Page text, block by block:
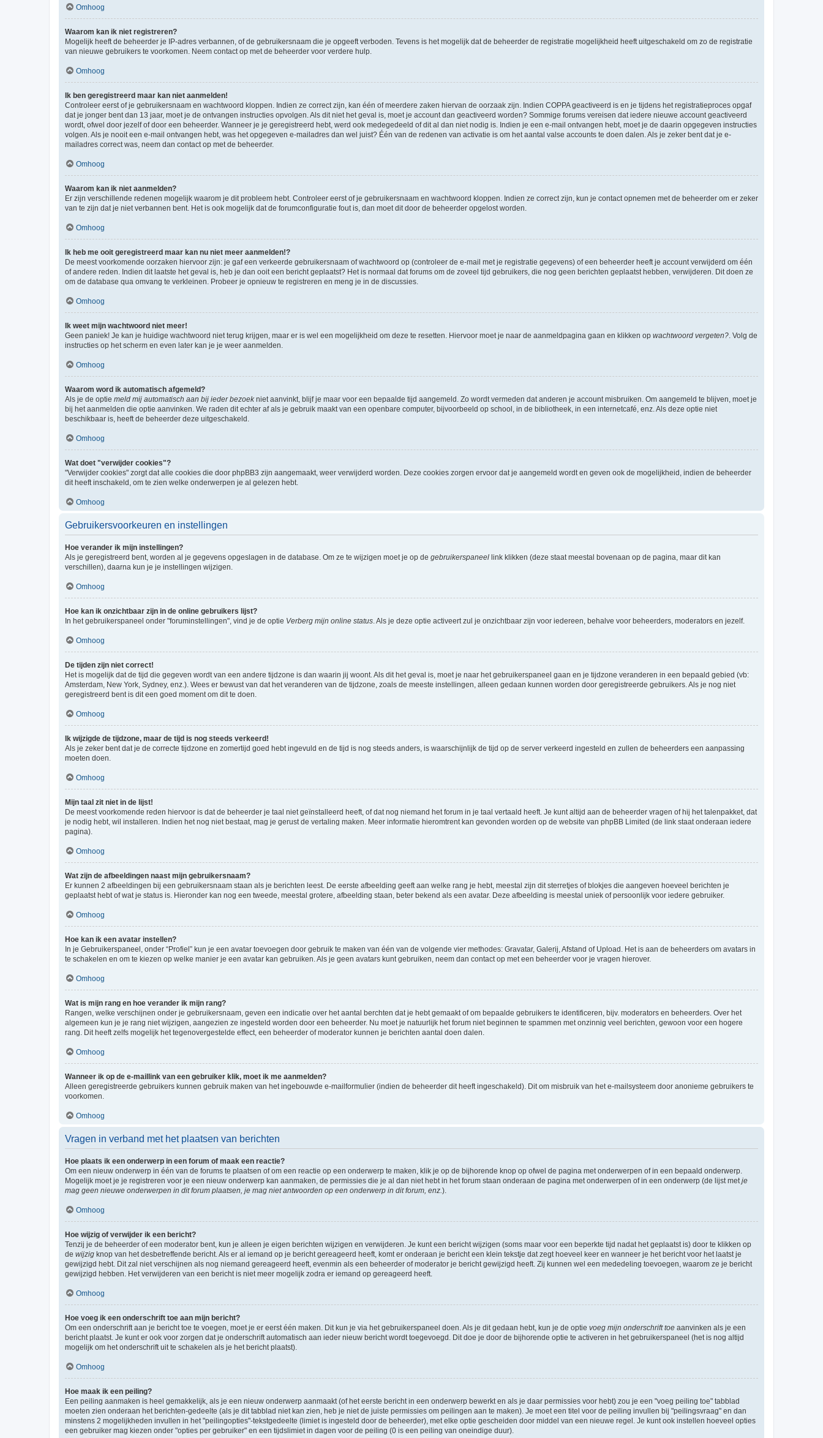
Omhoog
Waarom kan ik niet registreren?
Mogelijk heeft de beheerder je IP-adres verbannen, of de gebruikersnaam die je opgeeft verboden. Tevens is het mogelijk dat de beheerder de registratie mogelijkheid heeft uitgeschakeld om zo de registratie
van nieuwe gebruikers te voorkomen. Neem contact op met de beheerder voor verdere hulp.
Omhoog
Ik ben geregistreerd maar kan niet aanmelden!
Controleer eerst of je gebruikersnaam en wachtwoord kloppen. Indien ze correct zijn, kan één of meerdere zaken hiervan de oorzaak zijn. Indien COPPA geactiveerd is en je tijdens het registratieproces opgaf
dat je jonger bent dan 13 jaar, moet je de ontvangen instructies opvolgen. Als dit niet het geval is, moet je account dan geactiveerd worden? Sommige forums vereisen dat iedere nieuwe account geactiveerd
wordt, ofwel door jezelf of door een beheerder. Wanneer je je geregistreerd hebt, werd ook medegedeeld of dit al dan niet nodig is. Indien je een e-mail ontvangen hebt, moet je de daarin opgegeven instructies
volgen. Als je nooit een e-mail ontvangen hebt, was het opgegeven e-mailadres dan wel juist? Één van de redenen van activatie is om het aantal valse accounts te doen dalen. Als je zeker bent dat je e-
mailadres correct was, neem dan contact op met de beheerder.
Omhoog
Waarom kan ik niet aanmelden?
Er zijn verschillende redenen mogelijk waarom je dit probleem hebt. Controleer eerst of je gebruikersnaam en wachtwoord kloppen. Indien ze correct zijn, kun je contact opnemen met de beheerder om er zeker
van te zijn dat je niet verbannen bent. Het is ook mogelijk dat de forumconfiguratie fout is, dan moet dit door de beheerder opgelost worden.
Omhoog
Ik heb me ooit geregistreerd maar kan nu niet meer aanmelden!?
De meest voorkomende oorzaken hiervoor zijn: je gaf een verkeerde gebruikersnaam of wachtwoord op (controleer de e-mail met je registratie gegevens) of een beheerder heeft je account verwijderd om één
of andere reden. Indien dit laatste het geval is, heb je dan ooit een bericht geplaatst? Het is normaal dat forums om de zoveel tijd gebruikers, die nog geen berichten geplaatst hebben, verwijderen. Dit doen ze
om de database qua omvang te verkleinen. Probeer je opnieuw te registreren en meng je in de discussies.
Omhoog
Ik weet mijn wachtwoord niet meer!
Geen paniek! Je kan je huidige wachtwoord niet terug krijgen, maar er is wel een mogelijkheid om deze te resetten. Hiervoor moet je naar de aanmeldpagina gaan en klikken op wachtwoord vergeten? . Volg de
instructies op het scherm en even later kan je je weer aanmelden.
Omhoog
Waarom word ik automatisch afgemeld?
Als je de optie meld mij automatisch aan bij ieder bezoekniet aanvinkt, blijf je maar voor een bepaalde tijd aangemeld. Zo wordt vermeden dat anderen je account misbruiken. Om aangemeld te blijven, moet je
bij het aanmelden die optie aanvinken. We raden dit echter af als je gebruik maakt van een openbare computer, bijvoorbeeld op school, in de bibliotheek, in een internetcafé, enz. Als deze optie niet
beschikbaar is, heeft de beheerder deze uitgeschakeld.
Omhoog
Wat doet "verwijder cookies"?
"Verwijder cookies" zorgt dat alle cookies die door phpBB3 zijn aangemaakt, weer verwijderd worden. Deze cookies zorgen ervoor dat je aangemeld wordt en geven ook de mogelijkheid, indien de beheerder
dit heeft inschakeld, om te zien welke onderwerpen je al gelezen hebt.
Omhoog
Gebruikersvoorkeuren en instellingen
Hoe verander ik mijn instellingen?
Als je geregistreerd bent, worden al je gegevens opgeslagen in de database. Om ze te wijzigen moet je op de gebruikerspaneel link klikken (deze staat meestal bovenaan op de pagina, maar dit kan
verschillen), daarna kun je je instellingen wijzigen.
Omhoog
Hoe kan ik onzichtbaar zijn in de online gebruikers lijst?
In het gebruikerspaneel onder "foruminstellingen", vind je de optie Verberg mijn online status . Als je deze optie activeert zul je onzichtbaar zijn voor iedereen, behalve voor beheerders, moderators en jezelf.
Omhoog
De tijden zijn niet correct!
Het is mogelijk dat de tijd die gegeven wordt van een andere tijdzone is dan waarin jij woont. Als dit het geval is, moet je naar het gebruikerspaneel gaan en je tijdzone veranderen in een bepaald gebied (vb:
Amsterdam, New York, Sydney, enz.). Wees er bewust van dat het veranderen van de tijdzone, zoals de meeste instellingen, alleen gedaan kunnen worden door geregistreerde gebruikers. Als je nog niet
geregistreerd bent is dit een goed moment om dit te doen.
Omhoog
Ik wijzigde de tijdzone, maar de tijd is nog steeds verkeerd!
Als je zeker bent dat je de correcte tijdzone en zomertijd goed hebt ingevuld en de tijd is nog steeds anders, is waarschijnlijk de tijd op de server verkeerd ingesteld en zullen de beheerders een aanpassing
moeten doen.
Omhoog
Mijn taal zit niet in de lijst!
De meest voorkomende reden hiervoor is dat de beheerder je taal niet geïnstalleerd heeft, of dat nog niemand het forum in je taal vertaald heeft. Je kunt altijd aan de beheerder vragen of hij het talenpakket, dat
je nodig hebt, wil installeren. Indien het nog niet bestaat, mag je gerust de vertaling maken. Meer informatie hieromtrent kan gevonden worden op de website van phpBB Limited (de link staat onderaan iedere
pagina).
Omhoog
Wat zijn de afbeeldingen naast mijn gebruikersnaam?
Er kunnen 2 afbeeldingen bij een gebruikersnaam staan als je berichten leest. De eerste afbeelding geeft aan welke rang je hebt, meestal zijn dit sterretjes of blokjes die aangeven hoeveel berichten je
geplaatst hebt of wat je status is. Hieronder kan nog een tweede, meestal grotere, afbeelding staan, beter bekend als een avatar. Deze afbeelding is meestal uniek of persoonlijk voor iedere gebruiker.
Omhoog
Hoe kan ik een avatar instellen?
In je Gebruikerspaneel, onder “Profiel” kun je een avatar toevoegen door gebruik te maken van één van de volgende vier methodes: Gravatar, Galerij, Afstand of Upload. Het is aan de beheerders om avatars in
te schakelen en om te kiezen op welke manier je een avatar kan gebruiken. Als je geen avatars kunt gebruiken, neem dan contact op met een beheerder voor je vragen hierover.
Omhoog
Wat is mijn rang en hoe verander ik mijn rang?
Rangen, welke verschijnen onder je gebruikersnaam, geven een indicatie over het aantal berchten dat je hebt gemaakt of om bepaalde gebruikers te identificeren, bijv. moderators en beheerders. Over het
algemeen kun je je rang niet wijzigen, aangezien ze ingesteld worden door een beheerder. Nu moet je natuurlijk het forum niet beginnen te spammen met onzinnig veel berichten, gewoon voor een hogere
rang. Dit heeft zelfs mogelijk het tegenovergestelde effect, een beheerder of moderator kunnen je berichten aantal doen dalen.
Omhoog
Wanneer ik op de e-maillink van een gebruiker klik, moet ik me aanmelden?
Alleen geregistreerde gebruikers kunnen gebruik maken van het ingebouwde e-mailformulier (indien de beheerder dit heeft ingeschakeld). Dit om misbruik van het e-mailsysteem door anonieme gebruikers te
voorkomen.
Omhoog
Vragen in verband met het plaatsen van berichten
Hoe plaats ik een onderwerp in een forum of maak een reactie?
Om een nieuw onderwerp in één van de forums te plaatsen of om een reactie op een onderwerp te maken, klik je op de bijhorende knop op ofwel de pagina met onderwerpen of in een bepaald onderwerp.
Mogelijk moet je je registreren voor je een nieuw onderwerp kan aanmaken, de permissies die je al dan niet hebt in het forum staan onderaan de pagina met onderwerpen of in een onderwerp (de lijst met je
mag geen nieuwe onderwerpen in dit forum plaatsen, je mag niet antwoorden op een onderwerp in dit forum, enz. ).
Omhoog
Hoe wijzig of verwijder ik een bericht?
Tenzij je de beheerder of een moderator bent, kun je alleen je eigen berichten wijzigen en verwijderen. Je kunt een bericht wijzigen (soms maar voor een beperkte tijd nadat het geplaatst is) door te klikken op
de wijzig knop van het desbetreffende bericht. Als er al iemand op je bericht gereageerd heeft, komt er onderaan je bericht een klein tekstje dat zegt hoeveel keer en wanneer je het bericht voor het laatst je
gewijzigd hebt. Dit zal niet verschijnen als nog niemand gereageerd heeft, evenmin als een beheerder of moderator je bericht gewijzigd heeft. Zij kunnen wel een mededeling toevoegen, waarom ze je bericht
gewijzigd hebben. Het verwijderen van een bericht is niet meer mogelijk zodra er iemand op gereageerd heeft.
Omhoog
Hoe voeg ik een onderschrift toe aan mijn bericht?
Om een onderschrift aan je bericht toe te voegen, moet je er eerst één maken. Dit kun je via het gebruikerspaneel doen. Als je dit gedaan hebt, kun je de optie voeg mijn onderschrift toe aanvinken als je een
bericht plaatst. Je kunt er ook voor zorgen dat je onderschrift automatisch aan ieder nieuw bericht wordt toegevoegd. Dit doe je door de bijhorende optie te activeren in het gebruikerspaneel (het is nog altijd
mogelijk om het onderschrift uit te schakelen als je het bericht plaatst).
Omhoog
Hoe maak ik een peiling?
Een peiling aanmaken is heel gemakkelijk, als je een nieuw onderwerp aanmaakt (of het eerste bericht in een onderwerp bewerkt en als je daar permissies voor hebt) zou je een "voeg peiling toe" tabblad
moeten zien onderaan het berichten-gedeelte (als je dit tabblad niet kan zien, heb je niet de juiste permissies om peilingen aan te maken). Je moet een titel voor de peiling invullen bij "peilingsvraag" en dan
minstens 2 mogelijkheden invullen in het "peilingopties"-tekstgedeelte (limiet is ingesteld door de beheerder), met elke optie gescheiden door middel van een nieuwe regel. Je kunt ook instellen hoeveel opties
een gebruiker mag kiezen onder "opties per gebruiker" en een tijdslimiet in dagen voor de peiling (0 is een peiling van oneindige duur).